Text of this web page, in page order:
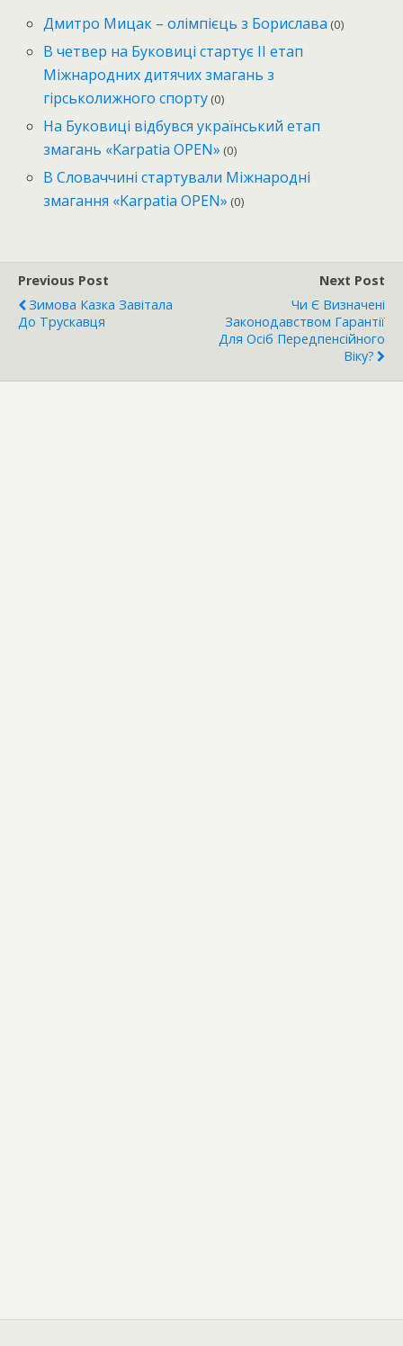
Дмитро Мицак – олімпієць з Борислава (0)
В четвер на Буковиці стартує ІІ етап
Міжнародних дитячих змагань з
гірськолижного спорту (0)
На Буковиці відбувся український етап
змагань «Karpatia OPEN» (0)
В Словаччині стартували Міжнародні
змагання «Karpatia OPEN» (0)
Previous Post
Зимова Казка Завітала
До Трускавця
Next Post
Чи Є Визначені
Законодавством Гарантії
Для Осіб Передпенсійного
Віку?